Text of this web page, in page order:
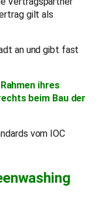
gilt als
an und gibt fast
ihres
beim Bau der
vom IOC